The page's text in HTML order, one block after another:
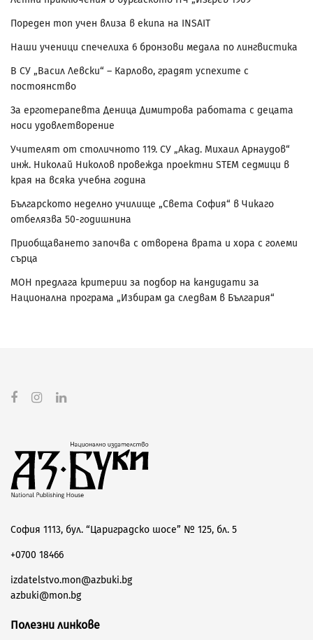
Пореден топ учен влиза в екипа на INSAIT
Наши ученици спечелиха 6 бронзови медала по лингвистика
В СУ „Васил Левски“ – Карлово, градят успехите с
постоянство
За ерготерапевта Деница Димитрова работата с децата
носи удовлетворение
Учителят от столичното 119. СУ „Акад. Михаил Арнаудов“
инж. Николай Николов провежда проектни STEM седмици в
края на всяка учебна година
Българското неделно училище „Света София“ в Чикаго
отбелязва 50-годишнина
Приобщаването започва с отворена врата и хора с големи
сърца
МОН предлага критерии за подбор на кандидати за
Национална програма „Избирам да следвам в България“
София 1113, бул. “Цариградско шосе” № 125, бл. 5
+0700 18466
izdatelstvo.mon@azbuki.bg
azbuki@mon.bg
Полезни линкове